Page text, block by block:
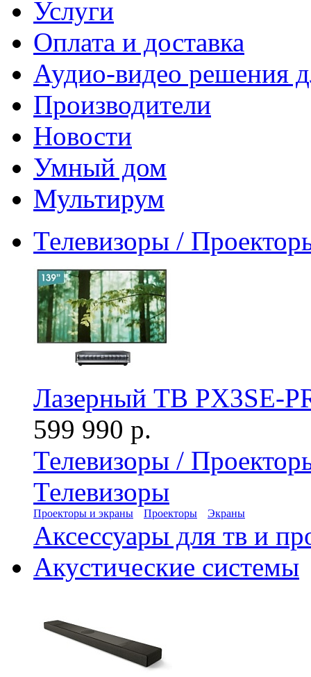
Услуги
Оплата и доставка
Аудио-видео решения
Производители
Новости
Умный дом
Мультирум
Телевизоры /
Лазерный ТВ PX3SE-
599 990 р.
Телевизоры /
Телевизоры
Проекторы и экраны Проекторы Экраны
Аксессуары для тв и
Акустические системы